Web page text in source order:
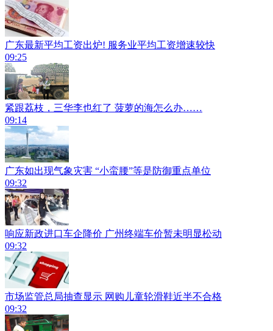
广东最新平均工资出炉! 服务业平均工资增速较快
09:25
紧跟荔枝，三华李也红了 菠萝的海怎么办……
09:14
广东如出现气象灾害 “小蛮腰”等是防御重点单位
09:32
响应新政进口车企降价 广州终端车价暂未明显松动
09:32
市场监管总局抽查显示 网购儿童轮滑鞋近半不合格
09:32